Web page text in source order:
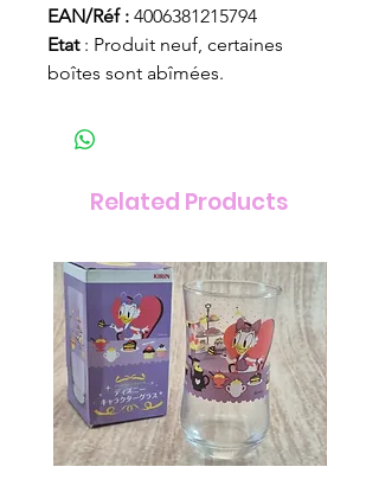
EAN/Réf : 4006381215794
Etat: Produit neuf, certaines
boîtes sont abîmées.
Related Products